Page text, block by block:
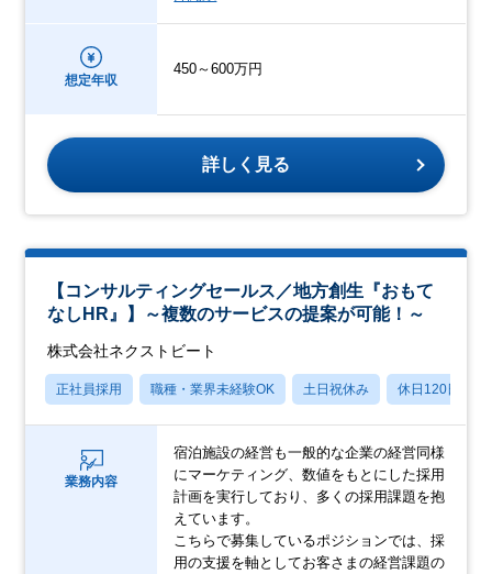
想定年収
450～600万円
詳しく見る
【コンサルティングセールス／地方創生『おもて
なしHR』】～複数のサービスの提案が可能！～
株式会社ネクストビート
正社員採用 職種・業界未経験OK 土日祝休み 休日120日以上
業務内容
宿泊施設の経営も一般的な企業の経営同様
にマーケティング、数値をもとにした採用
計画を実行しており、多くの採用課題を抱
えています。
こちらで募集しているポジションでは、採
用の支援を軸としてお客さまの経営課題の